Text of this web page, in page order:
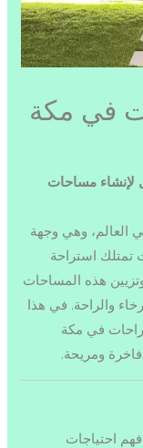
في مكة
لإنشاء مساحات
العالم، وهي وجهة
تمتلك استراحة
هذه المساحات
والراحة. في هذا
في مكة
ومريحة.
احتياجات